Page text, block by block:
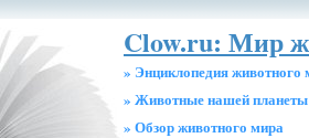
Clow.ru: Мир
» Энциклопедия животного
» Животные нашей планеты
» Обзор животного мира